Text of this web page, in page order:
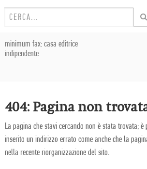
minimum fax: casa editrice
indipendente
404: Pagina non
La pagina che stavi cercando non è stata trovata; è
inserito un indirizzo errato come anche che la
nella recente riorganizzazione del sito.